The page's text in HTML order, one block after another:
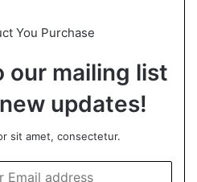
You Purchase
our mailing list
updates!
sit amet, consectetur.